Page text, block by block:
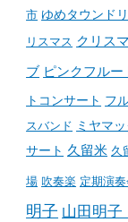
市 ゆめタウンド
リスマス クリス
ブ ピンクフルー
トコンサート フ
スバンド ミヤマ
サート 久留米 久
場 吹奏楽 定期演
明子 山田明子